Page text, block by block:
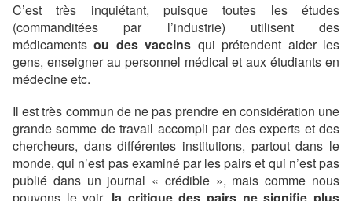
C’est très inquiétant, puisque toutes les études
(commanditées par l’industrie) utilisent des
médicamentsou des vaccins qui prétendent aider les
gens, enseigner au personnel médical et aux étudiants en
médecine etc.
Il est très commun de ne pas prendre en considération une
grande somme de travail accompli par des experts et des
chercheurs, dans différentes institutions, partout dans le
monde, qui n’est pas examiné par les pairs et qui n’est pas
publié dans un journal « crédible », mais comme nous